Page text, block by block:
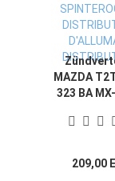
MAZDA
323 BA
209,00